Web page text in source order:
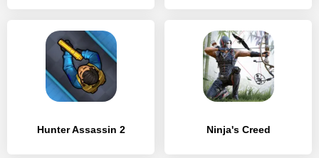
Hunter Assassin 2 Ninja's Creed